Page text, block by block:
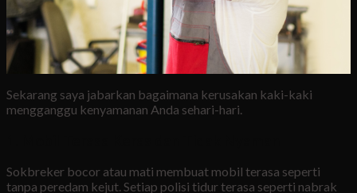
Sekarang saya jabarkan bagaimana kerusakan kaki-kaki
mengganggu kenyamanan Anda sehari-hari.
Sokbreker bocor atau mati membuat mobil terasa seperti
tanpa peredam kejut. Setiap polisi tidur terasa seperti nabrak